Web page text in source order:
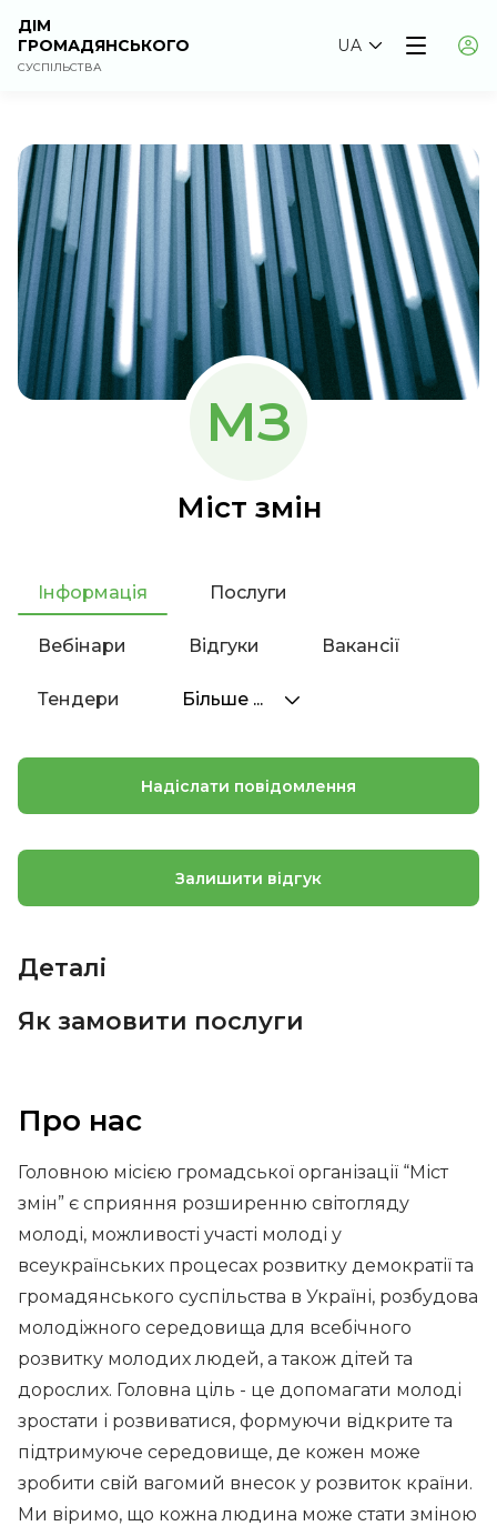
ДІМ
ГРОМАДЯНСЬКОГО
СУСПІЛЬСТВА
UA
МЗ
Міст змін
Інформація Послуги
Вебінари Відгуки Вакансії
Тендери Більше ...
Про нас
Головною місією громадської організації “Міст
змін” є сприяння розширенню світогляду
молоді, можливості участі молоді у
всеукраїнських процесах розвитку демократії та
громадянського суспільства в Україні, розбудова
молодіжного середовища для всебічного
розвитку молодих людей, а також дітей та
дорослих. Головна ціль - це допомагати молоді
зростати і розвиватися, формуючи відкрите та
підтримуюче середовище, де кожен може
зробити свій вагомий внесок у розвиток країни.
Ми віримо, що кожна людина може стати зміною
Надіслати повідомлення
Залишити відгук
Деталі
Як замовити послуги